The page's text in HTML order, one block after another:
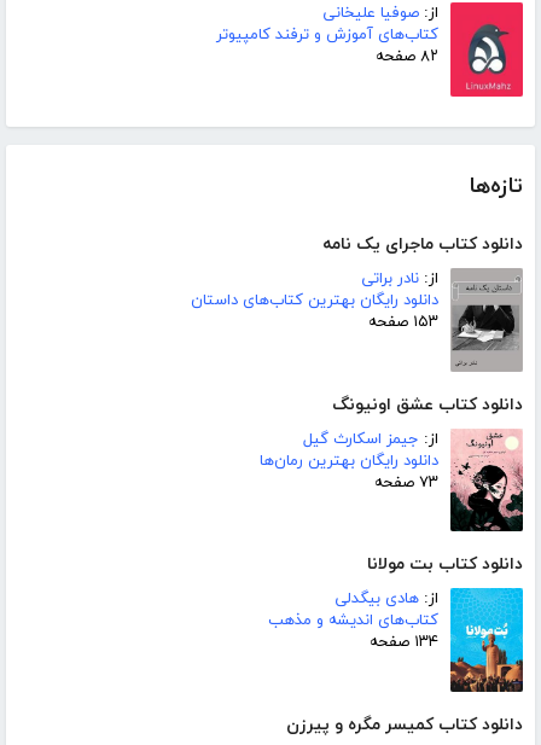
از: صوفیا علیخانی
کتاب‌های آموزش و ترفند کامپیوتر
۸۲ صفحه
تازه‌ها
دانلود کتاب ماجرای یک نامه
از: نادر براتی
دانلود رایگان بهترین کتاب‌های داستان
۱۵۳ صفحه
دانلود کتاب عشق اونیونگ
از: جیمز اسکارث گیل
دانلود رایگان بهترین رمان‌ها
۷۳ صفحه
دانلود کتاب بت مولانا
از: هادی بیگدلی
کتاب‌های اندیشه و مذهب
۱۳۴ صفحه
دانلود کتاب کمیسر مگره و پیرزن